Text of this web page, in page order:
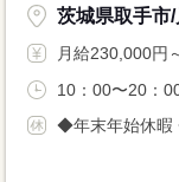
茨城県取手市/
月給230,000円
10：00〜20：
◆年末年始休暇